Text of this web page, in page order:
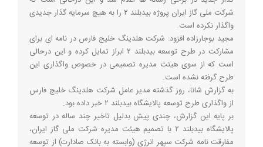
شرکت ملی گاز ایران پروژه بیدبلند ۲ را به هیچ سرمایه گذار جدیدی
واگذار نکرده است.
مجید بوجارزاده افزود: شرکت هلدینگ خلیج فارس در نامه ای برای
مشارکت در طرح توسعه بیدبلند ۲ ابراز تمایل کرده و این درحالی
است که از سوی هیئت مدیره تصمیمی در خصوص واگذاری این
طرح گرفته نشده است.
به گزارش شانا، روز گذشته مدیر عامل شرکت هلدینگ خلیج فارس
از واگذاری طرح توسعه پالایشگاه بیدبلند ۲ خبر داده بود.
بر پایه این گزارش، چندی پیش بدلیل تاخیر چند ساله در توسعه
پالایشگاه بیدبلند ۲ با تصمیم هیئت مدیره شرکت ملی گاز ایران،
مفارقت نامه شرکت سپهر انرژی (وابسته به بانک صادارت) از توسعه